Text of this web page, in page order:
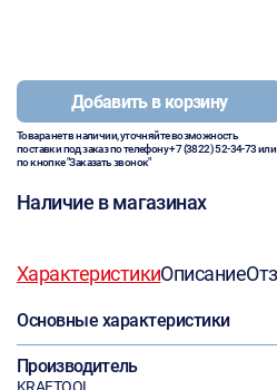
Добавить в корзину
Товара нет в наличии, уточняйте возможность
поставки под заказ по телефону+7 (3822) 52-34-73или
по кнопке "Заказать звонок"
Наличие в магазинах
ХарактеристикиОписание
Основные характеристики
Производитель